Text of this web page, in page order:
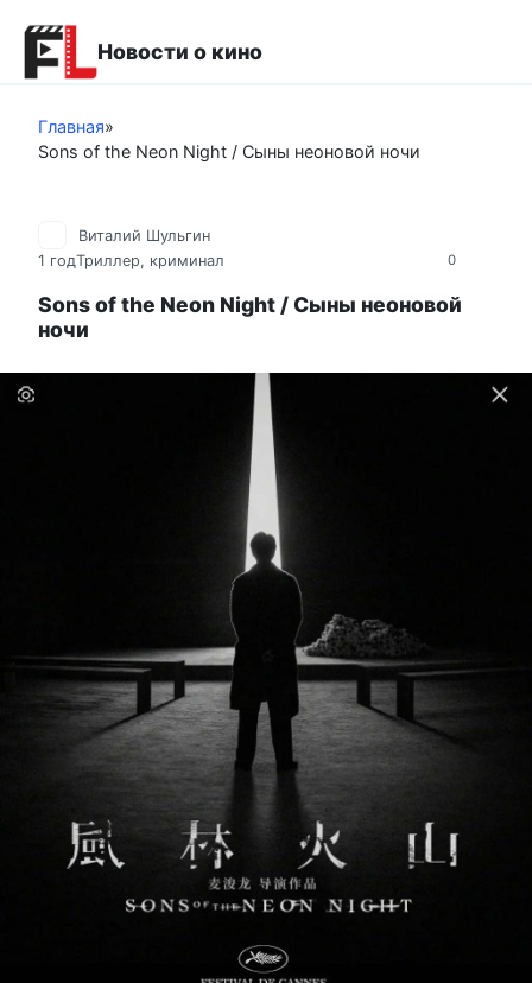
контенту
Новости о кино
Главная»
Sons of the Neon Night / Сыны неоновой ночи
0
Виталий Шульгин
1 годТриллер, криминал
Sons of the Neon Night / Сыны неоновой
ночи